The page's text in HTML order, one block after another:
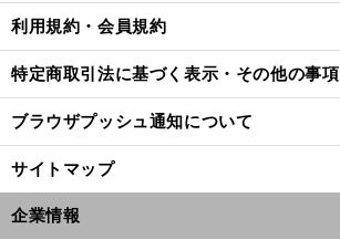
利用規約・会員規約
特定商取引法に基づく表示・その他の事項
ブラウザプッシュ通知について
サイトマップ
企業情報